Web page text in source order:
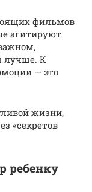
фильмов
агитируют
лучше. К
— это
жизни,
«секретов
ребенку